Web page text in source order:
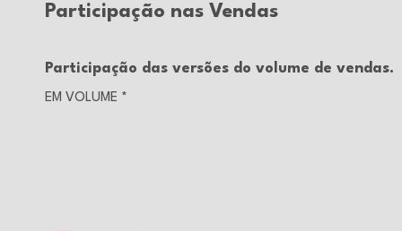
Participação nas Vendas
Participação das versões do volume de vendas.
EM VOLUME *